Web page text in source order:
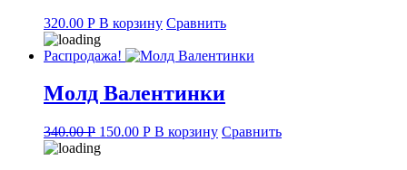
320.00 Р В корзину Сравнить
Распродажа!
Молд Валентинки
340.00Р Original
price
150.00 РCurrent
В корзину Сравнить